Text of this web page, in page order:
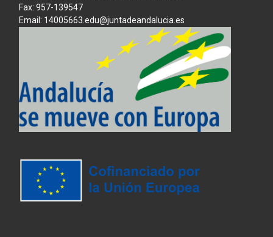
Fax: 957-139547
Email: 14005663.edu@juntadeandalucia.es